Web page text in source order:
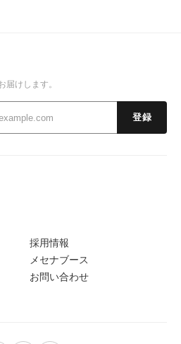
採用情報
メセナブース
お問い合わせ
届けします。
登録